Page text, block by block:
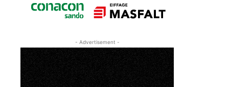
- Advertisement -